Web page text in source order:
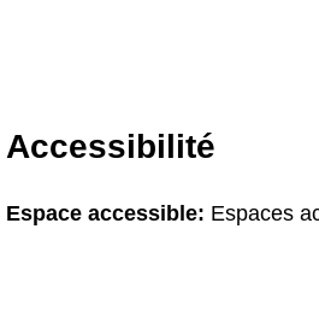
Accessibilité
Espace accessible: Espaces